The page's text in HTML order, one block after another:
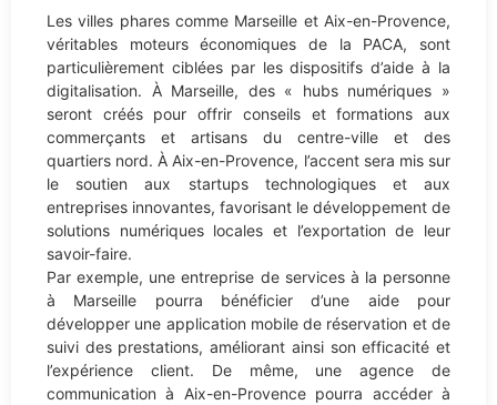
Les villes phares comme Marseille et Aix-en-Provence,
véritables moteurs économiques de la PACA, sont
particulièrement ciblées par les dispositifs d’aide à la
digitalisation. À Marseille, des « hubs numériques »
seront créés pour offrir conseils et formations aux
commerçants et artisans du centre-ville et des
quartiers nord. À Aix-en-Provence, l’accent sera mis sur
le soutien aux startups technologiques et aux
entreprises innovantes, favorisant le développement de
solutions numériques locales et l’exportation de leur
savoir-faire.
Par exemple, une entreprise de services à la personne
à Marseille pourra bénéficier d’une aide pour
développer une application mobile de réservation et de
suivi des prestations, améliorant ainsi son efficacité et
l’expérience client. De même, une agence de
communication à Aix-en-Provence pourra accéder à